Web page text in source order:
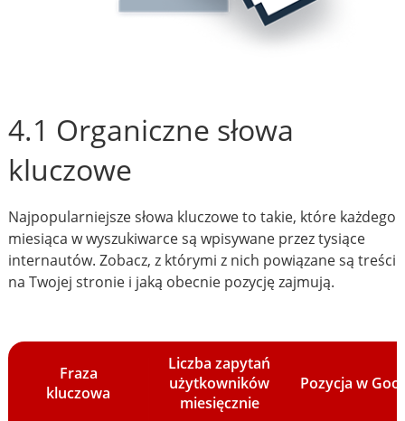
4.1 Organiczne słowa
kluczowe
Najpopularniejsze słowa kluczowe to takie, które każdego
miesiąca w wyszukiwarce są wpisywane przez tysiące
internautów. Zobacz, z którymi z nich powiązane są treści
na Twojej stronie i jaką obecnie pozycję zajmują.
Fraza
kluczowa
Liczba zapytań
użytkowników
miesięcznie
Pozycja w